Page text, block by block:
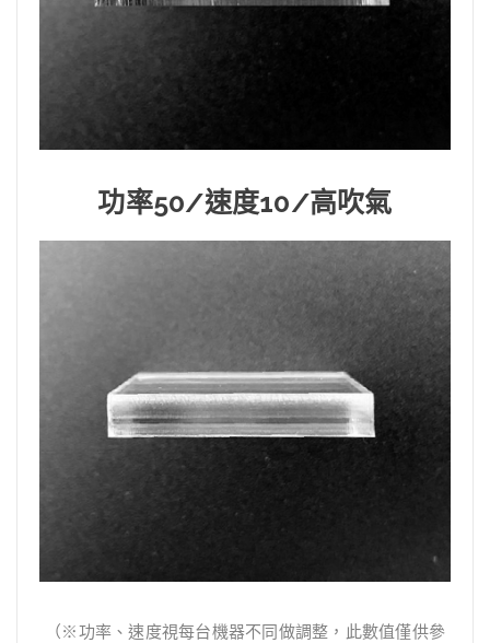
功率50/速度10/高吹氣
（※功率、速度視每台機器不同做調整，此數值僅供參